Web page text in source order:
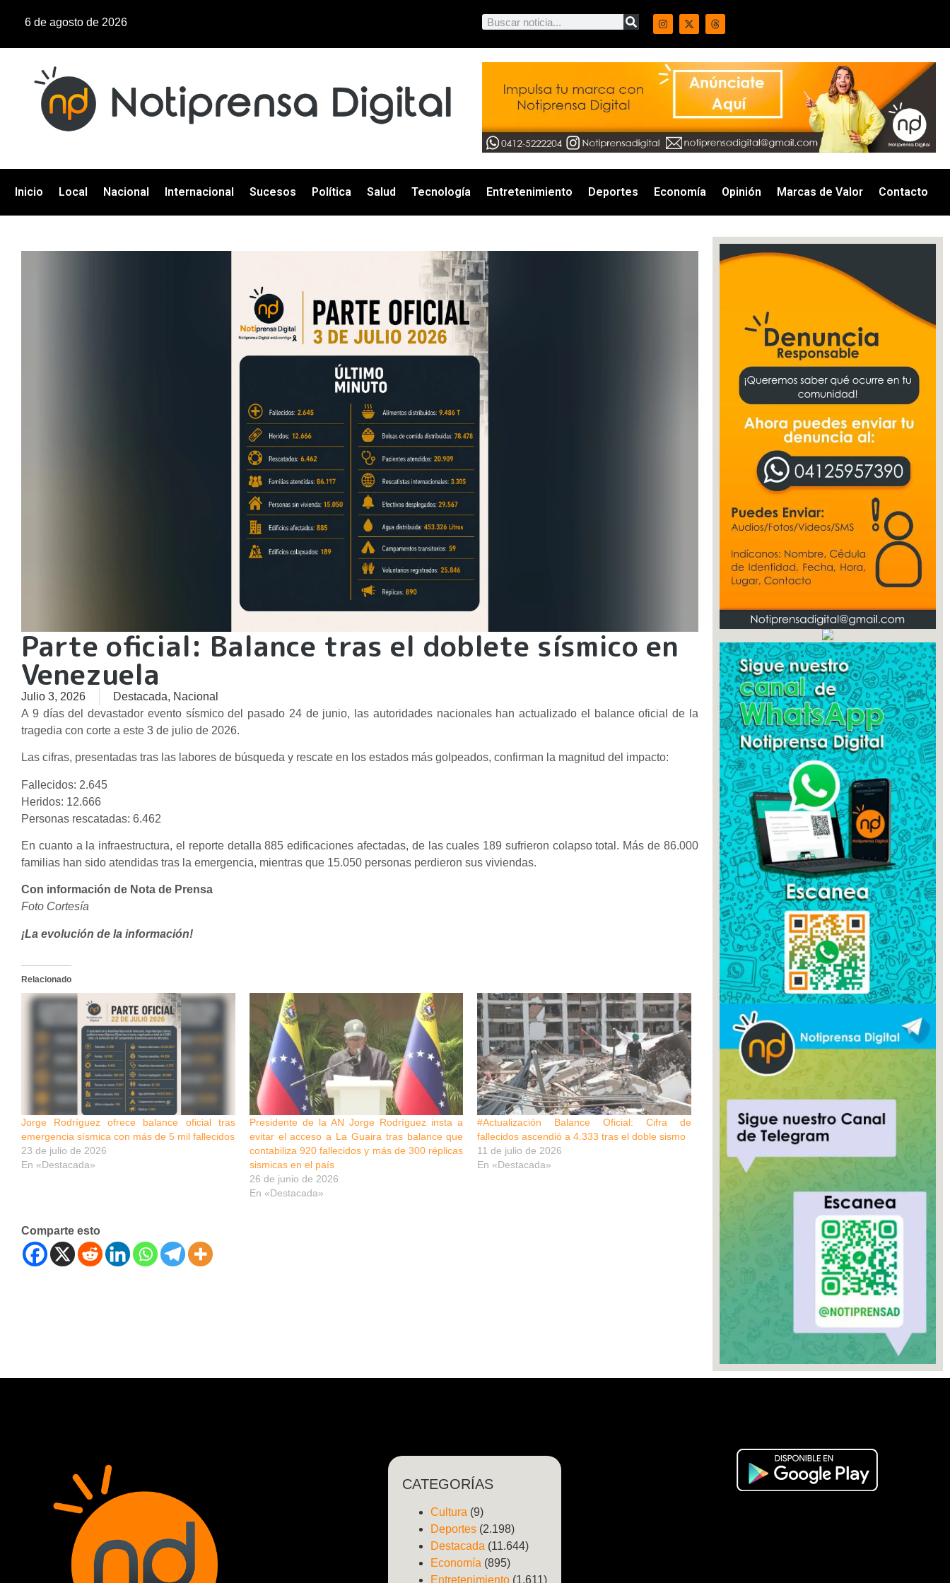
6 de agosto de 2026
Inicio Local Nacional Internacional Sucesos Política Salud Tecnología Entretenimiento Deportes Economía Opinión Marcas de Valor Contacto
Parte oficial: Balance tras el doblete sísmico en
Venezuela
Julio 3, 2026 Destacada, Nacional
A 9 días del devastador evento sísmico del pasado 24 de junio, las autoridades nacionales han actualizado el balance oficial de la
tragedia con corte a este 3 de julio de 2026.
​Las cifras, presentadas tras las labores de búsqueda y rescate en los estados más golpeados, confirman la magnitud del impacto:
​Fallecidos: 2.645
Heridos: 12.666
Personas rescatadas: 6.462
​En cuanto a la infraestructura, el reporte detalla 885 edificaciones afectadas, de las cuales 189 sufrieron colapso total. Más de 86.000
familias han sido atendidas tras la emergencia, mientras que 15.050 personas perdieron sus viviendas.
Con información de Nota de Prensa
Foto Cortesía
¡La evolución de la información!
Relacionado
Jorge Rodríguez ofrece balance oficial tras
emergencia sísmica con más de 5 mil fallecidos
23 de julio de 2026
En «Destacada»
Presidente de la AN Jorge Rodríguez insta a
evitar el acceso a La Guaira tras balance que
contabiliza 920 fallecidos y más de 300 réplicas
sismicas en el país
26 de junio de 2026
En «Destacada»
#Actualización Balance Oficial: Cifra de
fallecidos ascendió a 4.333 tras el doble sismo
11 de julio de 2026
En «Destacada»
Comparte esto
CATEGORÍAS
Cultura (9)
Deportes (2.198)
Destacada (11.644)
Economía (895)
Entretenimiento (1.611)